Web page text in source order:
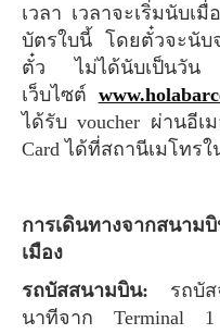
เวลา เวลาจะเริ่มนับเ
บัตรใบนี้ โดยตั๋วจะนับ
ตั๋ว ไม่ได้นับเป็นวัน
เว็บไซต์
ได้รับ voucher ผ่านอีเ
Card ได้ที่สถานีเมโทรใ
การเดินทางจากสนามบินบาร์เซโลน่าไปยังใจกลาง
เมือง
รถบัสสนามบิน: รถบัส
นาทีจาก Terminal